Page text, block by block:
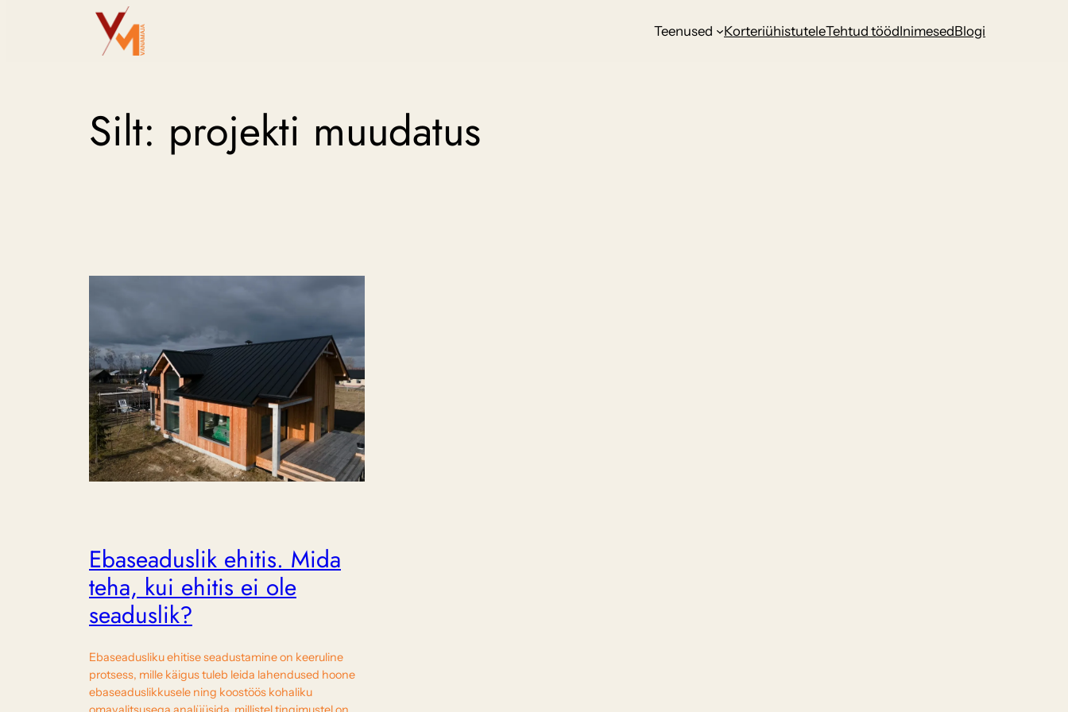
Teenused KorteriühistuteleTehtud töödInimesedBlogi
Silt: projekti muudatus
Ebaseaduslik ehitis. Mida
teha, kui ehitis ei ole
seaduslik?
Ebaseadusliku ehitise seadustamine on keeruline
protsess, mille käigus tuleb leida lahendused hoone
ebaseaduslikkusele ning koostöös kohaliku